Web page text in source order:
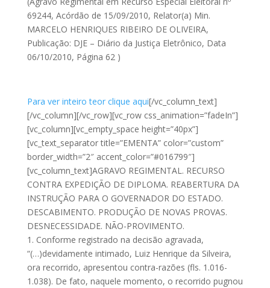
69244, Acórdão de 15/09/2010, Relator(a) Min.
MARCELO HENRIQUES RIBEIRO DE OLIVEIRA,
Publicação: DJE – Diário da Justiça Eletrônico, Data
06/10/2010, Página 62 )
Para ver inteiro teor clique aqui[/vc_column_text]
[/vc_column][/vc_row][vc_row css_animation=”fadeIn”]
[vc_column][vc_empty_space height=”40px”]
[vc_text_separator title=”EMENTA” color=”custom”
border_width=”2″ accent_color=”#016799″]
[vc_column_text]AGRAVO REGIMENTAL. RECURSO
CONTRA EXPEDIÇÃO DE DIPLOMA. REABERTURA DA
INSTRUÇÃO PARA O GOVERNADOR DO ESTADO.
DESCABIMENTO. PRODUÇÃO DE NOVAS PROVAS.
DESNECESSIDADE. NÃO-PROVIMENTO.
1. Conforme registrado na decisão agravada,
“(…)devidamente intimado, Luiz Henrique da Silveira,
ora recorrido, apresentou contra-razões (fls. 1.016-
1.038). De fato, naquele momento, o recorrido pugnou